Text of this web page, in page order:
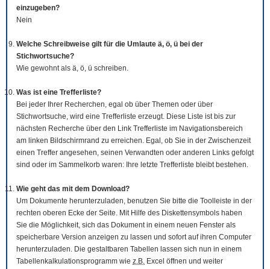
einzugeben?
Nein
Welche Schreibweise gilt für die Umlaute ä, ö, ü bei der
Stichwortsuche?
Wie gewohnt als ä, ö, ü schreiben.
Was ist eine Trefferliste?
Bei jeder Ihrer Recherchen, egal ob über Themen oder über
Stichwortsuche, wird eine Trefferliste erzeugt. Diese Liste ist bis zur
nächsten Recherche über den Link Trefferliste im Navigationsbereich
am linken Bildschirmrand zu erreichen. Egal, ob Sie in der Zwischenzeit
einen Treffer angesehen, seinen Verwandten oder anderen Links gefolgt
sind oder im Sammelkorb waren: Ihre letzte Trefferliste bleibt bestehen.
Wie geht das mit dem Download?
Um Dokumente herunterzuladen, benutzen Sie bitte die Tool leiste in der
rechten oberen Ecke der Seite. Mit Hilfe des Diskettensymbols haben
Sie die Möglichkeit, sich das Dokument in einem neuen Fenster als
speicherbare Version anzeigen zu lassen und sofort auf ihren Computer
herunterzuladen. Die gestaltbaren Tabellen lassen sich nun in einem
Tabellenkalkulationsprogramm wie z.B. Excel öffnen und weiter